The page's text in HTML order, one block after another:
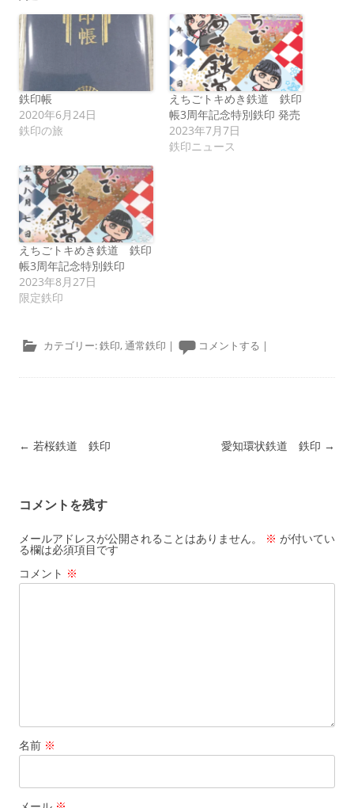
鉄印帳
2020年6月24日
鉄印の旅
えちごトキめき鉄道 鉄印
帳3周年記念特別鉄印 発売
2023年7月7日
鉄印ニュース
えちごトキめき鉄道 鉄印
帳3周年記念特別鉄印
2023年8月27日
限定鉄印
カテゴリー:鉄印,通常鉄印 | コメントする |
投稿ナビゲーション
← 若桜鉄道 鉄印 愛知環状鉄道 鉄印 →
コメントを残す
メールアドレスが公開されることはありません。 ※ が付いてい
る欄は必須項目です
コメント ※
名前 ※